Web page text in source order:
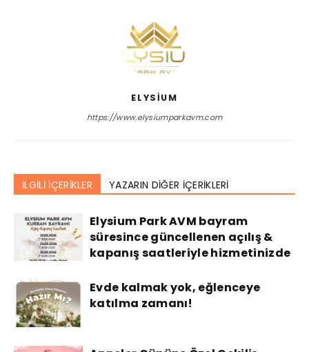
ELYSIUM
https://www.elysiumparkavm.com
İLGİLİ İÇERİKLER YAZARIN DİĞER İÇERİKLERİ
Elysium Park AVM bayram
süresince güncellenen açılış &
kapanış saatleriyle hizmetinizde
Evde kalmak yok, eğlenceye
katılma zamanı!